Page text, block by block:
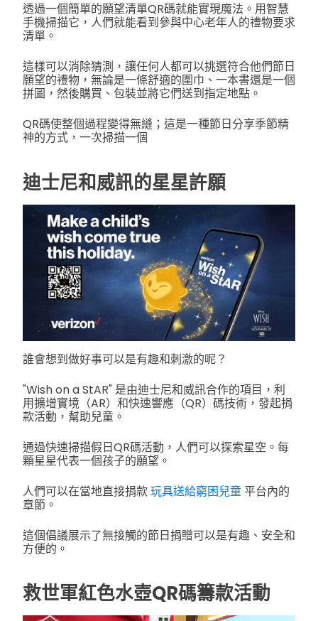
透過一個簡單的願望清單QR碼就能實現魔法。用智慧
手機掃描它，人們就能看到參與中心老年人的禮物要求
清單。
這樣可以消除猜測，讓任何人都可以挑選符合他們節日
願望的禮物，無論是一條舒適的圍巾、一本書還是一個
拼圖，然後購買、包裝並將它們送到指定地點。
QR碼使整個過程變得無縫；這是一種節日分享季節精
神的方式，一次掃描一個
迪士尼和威訊的星星許願
誰會想到做好事可以是有趣和刺激的呢？
"Wish on a StAR" 是由迪士尼和威訊合作的項目，利
用擴增實境（AR）和快速響應（QR）碼技術，發起捐
款活動，幫助兒童。
通過快速掃描假日QR碼活動，人們可以探索星空。每
顆星星代表一個孩子的願望。
人們可以在當地直接捐款玩具送給窮困兒童平台內的
章節。
這個倡議展示了無接觸的節日捐贈可以是有趣、安全和
方便的。
救世軍紅色水壺QR碼籌款活動